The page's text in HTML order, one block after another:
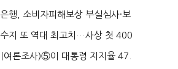
위반 반복...
행, 소비자피해보상 부실심사·보
싱 공시 ...
지 또 역대 최고치…사상 첫 400
러에 '3% 성...
여론조사)⑤이 대통령 지지율 47.